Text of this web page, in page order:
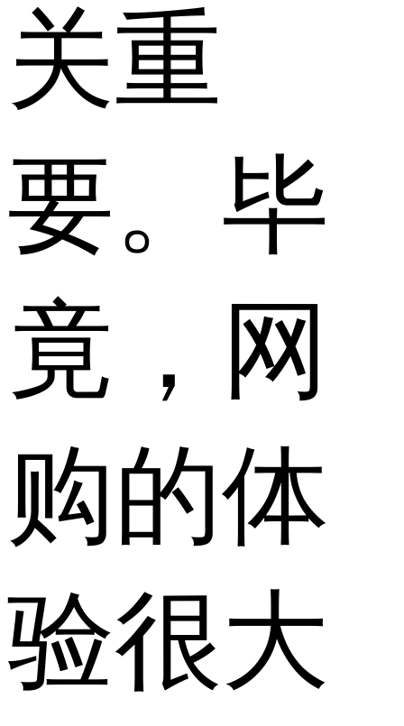
关重
要。毕
竟，网
购的体
验很大